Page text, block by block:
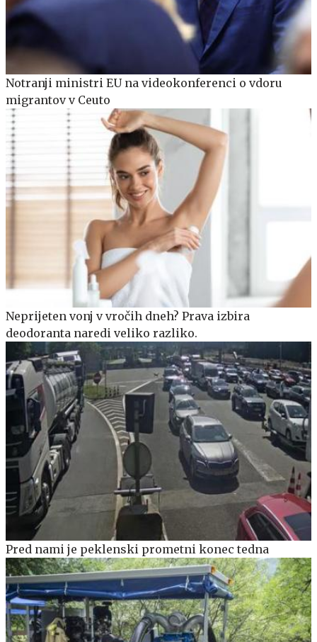
Notranji ministri EU na videokonferenci o vdoru
migrantov v Ceuto
Neprijeten vonj v vročih dneh? Prava izbira
deodoranta naredi veliko razliko.
Pred nami je peklenski prometni konec tedna